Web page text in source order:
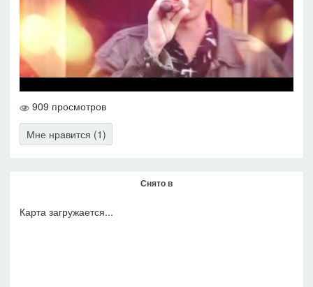
909 просмотров
Мне нравится (1)
Снято в
Карта загружается...